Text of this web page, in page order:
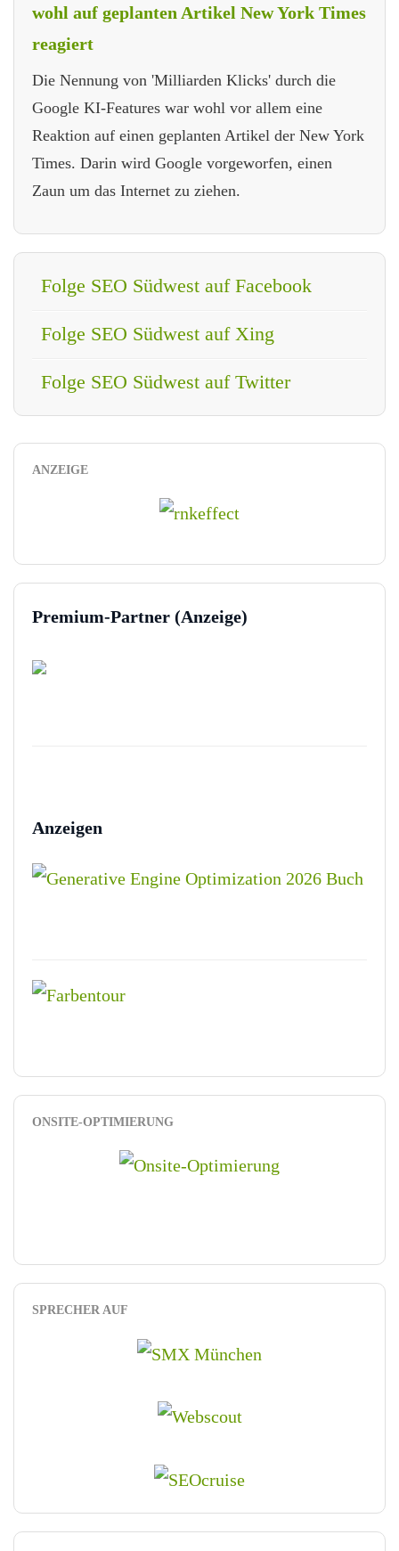
wohl auf geplanten Artikel New York Times
reagiert
Die Nennung von 'Milliarden Klicks' durch die
Google KI-Features war wohl vor allem eine
Reaktion auf einen geplanten Artikel der New York
Times. Darin wird Google vorgeworfen, einen
Zaun um das Internet zu ziehen.
Folge SEO Südwest auf Facebook
Folge SEO Südwest auf Xing
Folge SEO Südwest auf Twitter
ANZEIGE
Premium-Partner (Anzeige)
Anzeigen
ONSITE-OPTIMIERUNG
SPRECHER AUF